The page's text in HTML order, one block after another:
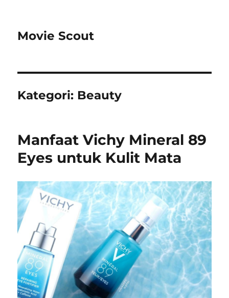
Movie Scout
Kategori: Beauty
Manfaat Vichy Mineral 89
Eyes untuk Kulit Mata